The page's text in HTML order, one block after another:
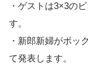
・ゲストは3×3の
す。
・新郎新婦がボッ
て発表します。